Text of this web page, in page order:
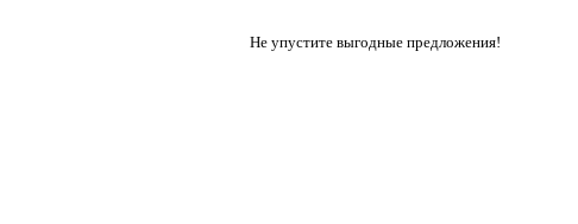
Не упустите выгодные предложения!